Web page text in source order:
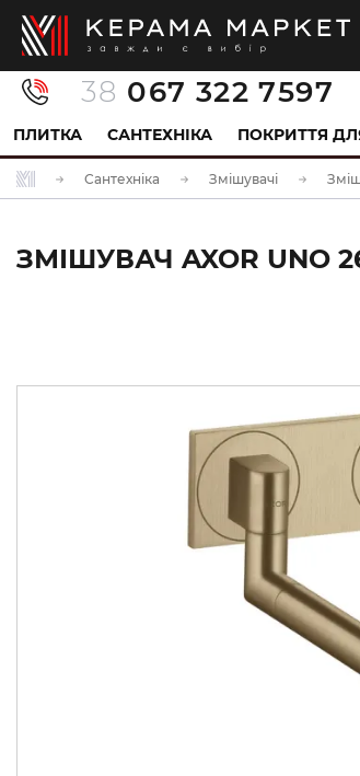
38 067 322 7597
ПЛИТКА САНТЕХНІКА ПОКРИТТЯ
Сантехніка Змішувачі
ЗМІШУВАЧ AXOR UNO